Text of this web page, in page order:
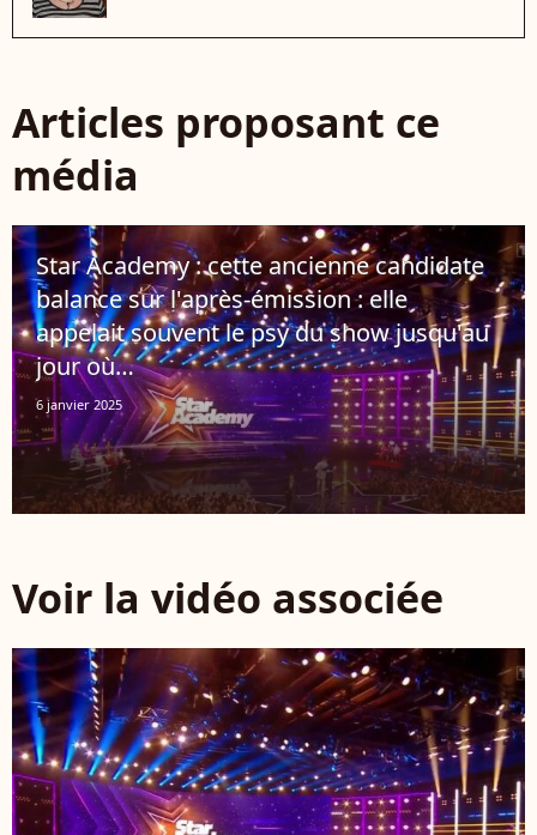
Articles proposant ce
média
Star Academy : cette ancienne candidate
balance sur l'après-émission : elle
appelait souvent le psy du show jusqu'au
jour où…
6 janvier 2025
Voir la vidéo associée